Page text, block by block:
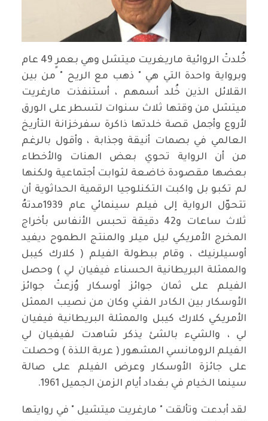
خُلدتْ الروائية ماريغريت ميتشل وهي بعمرٍ 49 عام
وبرواية واحدة التي هي " ذهب مع الريح " من بين
القلائل الذين خُلد أسمهم ، أستنفذت مارغريت
ميتشل من وقتها ثلاث سنوات لتسطر على الورق
لأروع وأجمل قصة خلدتها ذاكرة سفرخزانة التأريخ
العالمي في بصمات أنيقة وجذابة ، وأقول بالرغم
من أن الرواية تحوي بعض الهنات والأخطاء
بعضها مقصودة خاضعة لثوابت أجتماعية ولكنها
لم تكبو بل واكبت التكنلوجيا الرقمية الحداثوية أن
تتحوّل الرواية إلى فيلم سينمائي عام 1939مدتهُ
ثلاث ساعات و42 دقيقة تحبس الأنفاس بأخراج
المخرج الأمريكي ليل ميلر والمنتج الطموح ديفيد
أوسيلرنيك ، وقام ببطولة الفيلم ( كلارك كيبل
والممثلة البريطانية الحسناء فيفيان لي ) وحصل
الفيلم على ثمان جوائز أوسكار وُزعتْ جوائز
الأوسكار بين الكادر الفني وكان من نصيب الممثل
الأمريكي كلارك كيبل والممثلة البريطانية فيفيان
لي ، والشيء بالشئ يذكر شاهدت لفيفيان لي
الفيلم الرومانسي المشهور ( عربة اللذة ) وحصلت
على جائزة الأوسكار وعرض الفيلم على صالة
سينما الخيام في بغداد أيام الزمن الجميل 1961.
لقد أبدعت وتألقت " مارغريت ميتشيل " في روايتها